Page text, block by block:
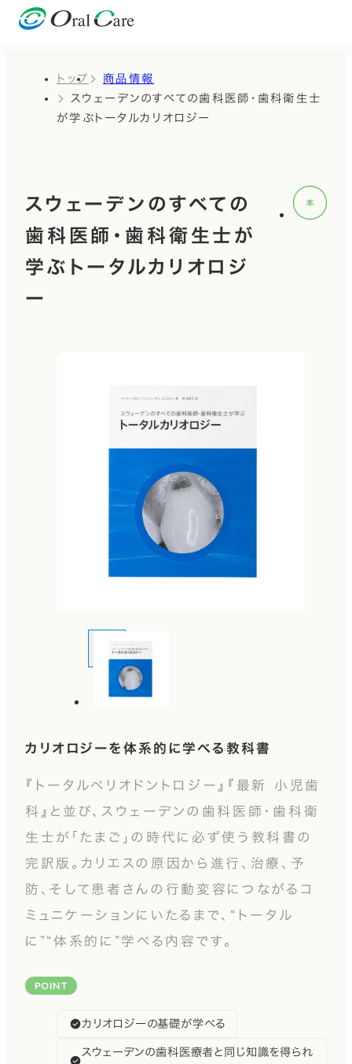
トップ
商品情報
スウェーデンのすべての歯科医師・歯科衛生士
が学ぶトータルカリオロジー
スウェーデンのすべての
歯科医師・歯科衛生士が
学ぶトータルカリオロジ
ー
カリオロジーを体系的に学べる教科書
『トータルペリオドントロジー』『最新 小児歯
科』と並び、スウェーデンの歯科医師・歯科衛
生士が「たまご」の時代に必ず使う教科書の
完訳版。カリエスの原因から進行、治療、予
防、そして患者さんの行動変容につながるコ
ミュニケーションにいたるまで、“トータル
に”“体系的に”学べる内容です。
POINT
カリオロジーの基礎が学べる
スウェーデンの歯科医療者と同じ知識を得られ